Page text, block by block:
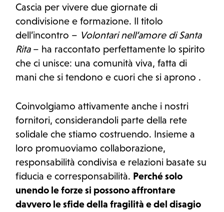
Cascia per vivere due giornate di
condivisione e formazione. Il titolo
dell’incontro – Volontari nell’amore di Santa
Rita– ha raccontato perfettamente lo spirito
che ci unisce: una comunità viva, fatta di
mani che si tendono e cuori che si aprono .
Coinvolgiamo attivamente anche i nostri
fornitori, considerandoli parte della rete
solidale che stiamo costruendo. Insieme a
loro promuoviamo collaborazione,
responsabilità condivisa e relazioni basate su
fiducia e corresponsabilità. Perché solo
unendo le forze si possono affrontare
davvero le sfide della fragilità e del disagio